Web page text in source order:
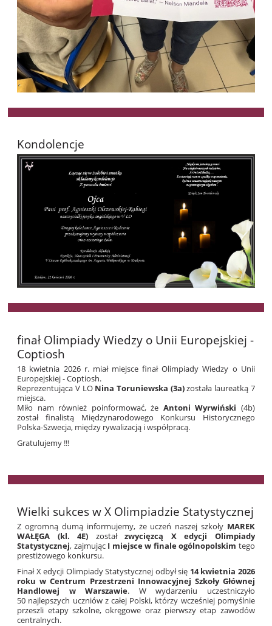
Kondolencje
finał Olimpiady Wiedzy o Unii Europejskiej -
Coptiosh
18 kwietnia 2026 r. miał miejsce finał Olimpiady Wiedzy o Unii
Europejskiej - Coptiosh.
Reprezentująca V LO Nina Toruniewska (3a)została laureatką 7
miejsca.
Miło nam również poinformować, że Antoni Wyrwiński (4b)
został finalistą Międzynarodowego Konkursu Historycznego
Polska-Szwecja, między rywalizacją i współpracą.
Gratulujemy !!!
Wielki sukces w X Olimpiadzie Statystycznej
Z ogromną dumą informujemy, że uczeń naszej szkoły MAREK
WAŁĘGA (kl. 4E) zostałzwycięzcą X edycji Olimpiady
Statystycznej, zajmując I miejsce w finale ogólnopolskim tego
prestiżowego konkursu.
Finał X edycji Olimpiady Statystycznej odbył się 14 kwietnia 2026
roku wCentrum Przestrzeni Innowacyjnej Szkoły Głównej
Handlowej w Warszawie. W wydarzeniu uczestniczyło
50 najlepszych uczniów z całej Polski, którzy wcześniej pomyślnie
przeszli etapy szkolne, okręgowe oraz pierwszy etap zawodów
centralnych.